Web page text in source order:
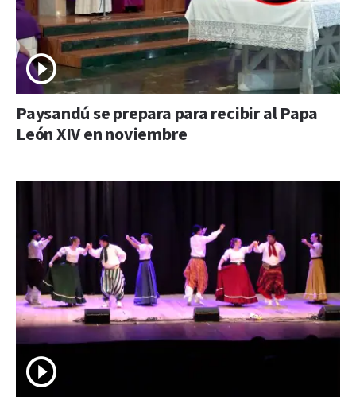
Paysandú se prepara para recibir al Papa
León XIV en noviembre